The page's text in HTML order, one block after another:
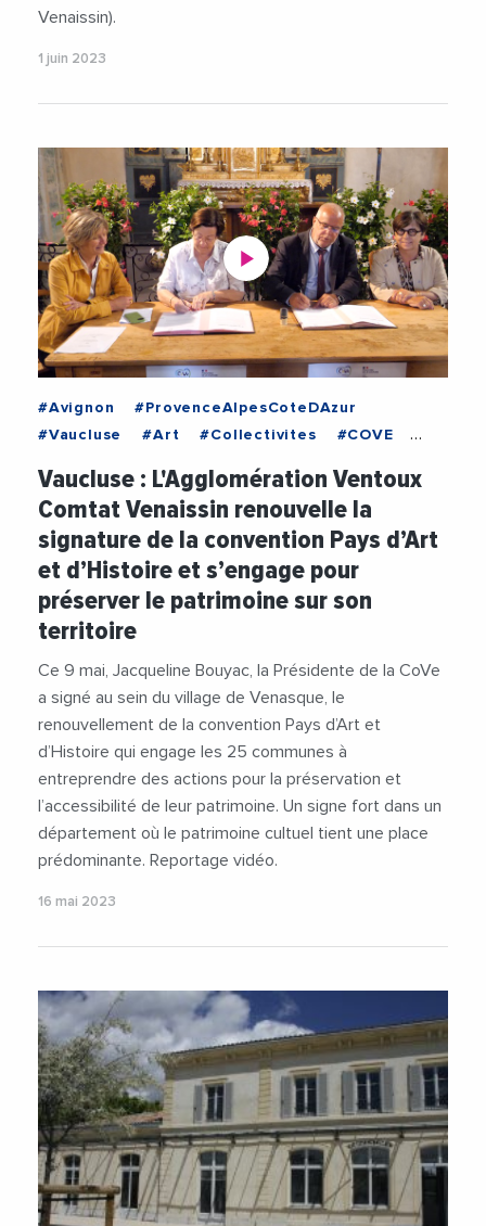
Venaissin).
1 juin 2023
#Avignon
#ProvenceAlpesCoteDAzur
#Vaucluse
#Art #Collectivites
#COVE
#Mediation
#Monument
#Partenariat
#Patrimoine
#Social
#Tourisme
#Urbanisme
#Videos
Vaucluse : L'Agglomération Ventoux
Comtat Venaissin renouvelle la
signature de la convention Pays d’Art
et d’Histoire et s’engage pour
préserver le patrimoine sur son
territoire
Ce 9 mai, Jacqueline Bouyac, la Présidente de la CoVe
a signé au sein du village de Venasque, le
renouvellement de la convention Pays d’Art et
d’Histoire qui engage les 25 communes à
entreprendre des actions pour la préservation et
l’accessibilité de leur patrimoine. Un signe fort dans un
département où le patrimoine cultuel tient une place
prédominante. Reportage vidéo.
16 mai 2023